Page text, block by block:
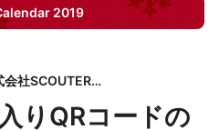
2019
株式会社ROXX（旧：株式会社SCOUTER）
りQRコードの